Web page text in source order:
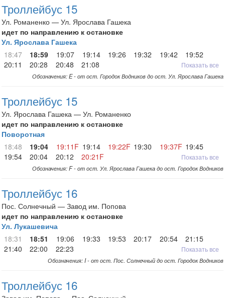
Троллейбус 15
Ул. Романенко — Ул. Ярослава Гашека
идет по направлению к остановке
Ул. Ярослава Гашека
18:47
18:59 19:07 19:14 19:26 19:32 19:42
19:52
20:11
20:28 20:48 21:08 Показать все
Обозначения: E - от ост. Городок Водников до ост. Ул. Ярослава Гашека
Троллейбус 15
Ул. Ярослава Гашека — Ул. Романенко
идет по направлению к остановке
Поворотная
18:48
19:04 19:11F 19:14 19:22F 19:30 19:37F 19:45
19:54
20:04 20:12 20:21F Показать все
Обозначения: F - от ост. Ул. Ярослава Гашека до ост. Городок Водников
Троллейбус 16
Пос. Солнечный — Завод им. Попова
идет по направлению к остановке
Ул. Лукашевича
18:31
18:51 19:06 19:33 19:53 20:17 20:54
21:15
21:40
22:00 22:23 Показать все
Обозначения: I - от ост. Пос. Солнечный до ост. Городок Водников
Троллейбус 16